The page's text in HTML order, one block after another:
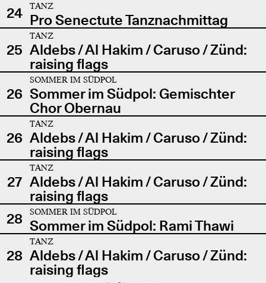
24
TANZ
Pro Senectute Tanznachmittag
25
TANZ
Aldebs / Al Hakim / Caruso / Zünd:
raising flags
26
SOMMER IM SÜDPOL
Sommer im Südpol: Gemischter
Chor Obernau
26
TANZ
Aldebs / Al Hakim / Caruso / Zünd:
raising flags
27
TANZ
Aldebs / Al Hakim / Caruso / Zünd:
raising flags
28
SOMMER IM SÜDPOL
Sommer im Südpol: Rami Thawi
28
TANZ
Aldebs / Al Hakim / Caruso / Zünd:
raising flags